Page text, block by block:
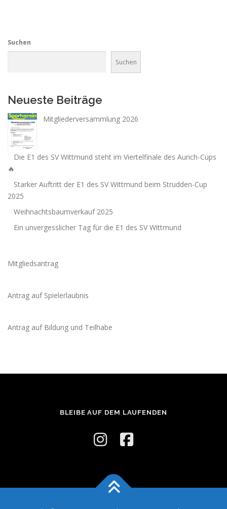
Suchen
Suchen
Neueste Beiträge
Mitgliederversammlung 2026
Die E1 des SV Wittmund steht im Viertelfinale des Aurich-Cups
🔥
Starker Auftritt der E1 des SV Wittmund beim Strudden-Cup
2025
Weihnachtsbaumverkauf 2025
Ein unvergesslicher Tag für die E1 des SV Wittmund
Mitgliedsantrag
Antrag auf Spielerlaubnis
Antrag auf Bildung und Teilhabe
BLEIBE AUF DEM LAUFENDEN